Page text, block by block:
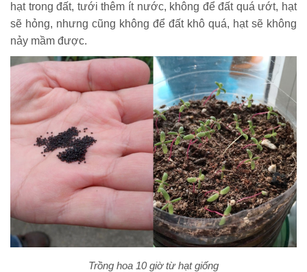
hạt trong đất, tưới thêm ít nước, không để đất quá ướt, hạt
sẽ hỏng, nhưng cũng không để đất khô quá, hạt sẽ không
nảy mầm được.
Trồng hoa 10 giờ từ hạt giống